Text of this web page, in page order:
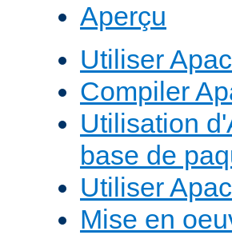
Aperçu
Utiliser
Compiler
Utilisation
base de
Utiliser
Mise en